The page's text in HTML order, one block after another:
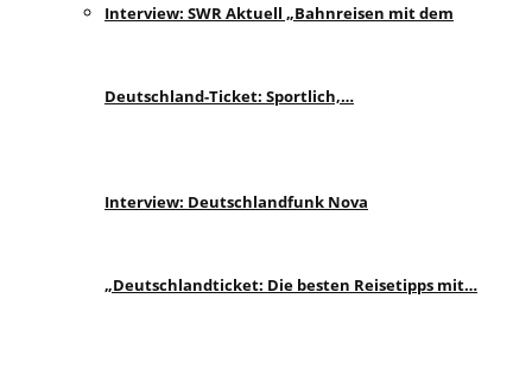
Interview: SWR Aktuell „Bahnreisen mit dem
Deutschland-Ticket: Sportlich,…
Interview: Deutschlandfunk Nova
„Deutschlandticket: Die besten Reisetipps mit…